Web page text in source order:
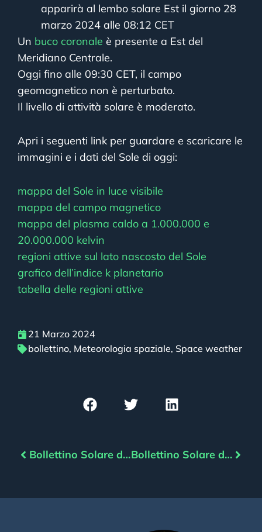
apparirà al lembo solare Est il giorno 28
marzo 2024 alle 08:12 CET
Un buco coronale è presente a Est del
Meridiano Centrale.
Oggi fino alle 09:30 CET, il campo
geomagnetico non è perturbato.
Il livello di attività solare è moderato.
Apri i seguenti link per guardare e scaricare le
immagini e i dati del Sole di oggi:
mappa del Sole in luce visibile
mappa del campo magnetico
mappa del plasma caldo a 1.000.000 e
20.000.000 kelvin
regioni attive sul lato nascosto del Sole
grafico dell’indice k planetario
tabella delle regioni attive
21 Marzo 2024
bollettino, Meteorologia spaziale, Space weather
Bollettino Solare del 20/03/2024 Bollettino Solare del 22/03/2024